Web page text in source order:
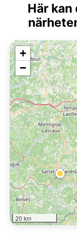
Här
+
−
20 km